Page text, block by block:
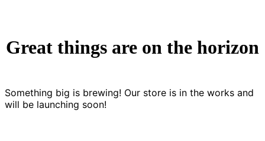
Great things are on the horizon
Something big is brewing! Our store is in the works and
will be launching soon!